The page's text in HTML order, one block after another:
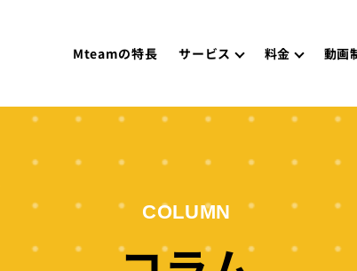
Mteamの特長 サービス 料金 動画
COLUMN